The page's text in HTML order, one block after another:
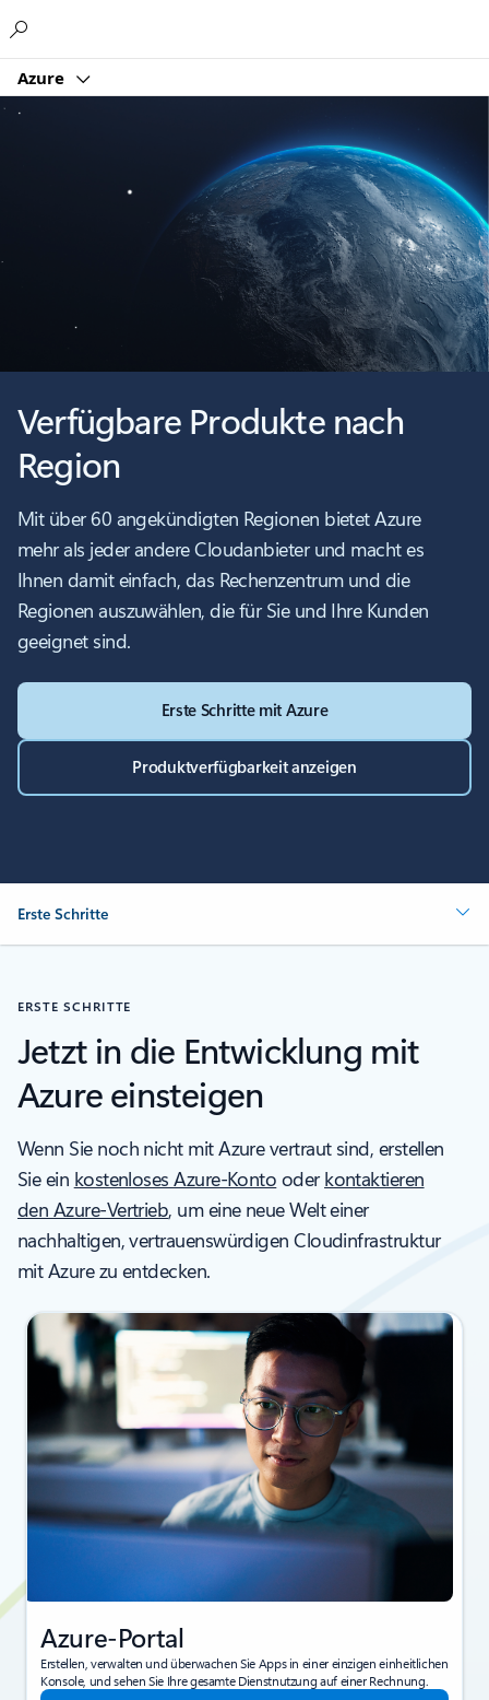
Azure
Verfügbare Produkte nach
Region
Mit über 60 angekündigten Regionen bietet Azure
mehr als jeder andere Cloudanbieter und macht es
Ihnen damit einfach, das Rechenzentrum und die
Regionen auszuwählen, die für Sie und Ihre Kunden
geeignet sind.
Erste Schritte mit Azure
Produktverfügbarkeit anzeigen
Erste Schritte
ERSTE SCHRITTE
Jetzt in die Entwicklung mit
Azure einsteigen
Wenn Sie noch nicht mit Azure vertraut sind, erstellen
Sie ein kostenloses Azure-Konto oderkontaktieren
den Azure-Vertrieb, um eine neue Welt einer
nachhaltigen, vertrauenswürdigen Cloudinfrastruktur
mit Azure zu entdecken.
Azure-Portal
Erstellen, verwalten und überwachen Sie Apps in einer einzigen einheitlichen
Konsole, und sehen Sie Ihre gesamte Dienstnutzung auf einer Rechnung.